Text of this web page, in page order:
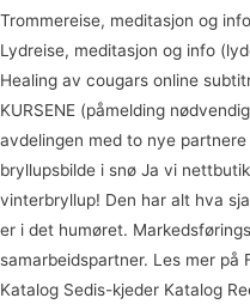
Trommereise, meditasjon og
Lydreise, meditasjon og info
Healing av cougars online
KURSENE (påmelding
avdelingen med to nye
bryllupsbilde i snø Ja vi
vinterbryllup! Den har alt hva
er i det humøret.
samarbeidspartner. Les mer på
Katalog Sedis-kjeder​​​ ​Katalog